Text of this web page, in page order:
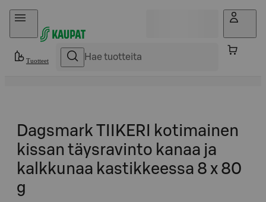
Hyppää sisältöön
Tuotteet
Dagsmark TIIKERI kotimainen
kissan täysravinto kanaa ja
kalkkunaa kastikkeessa 8 x 80
g